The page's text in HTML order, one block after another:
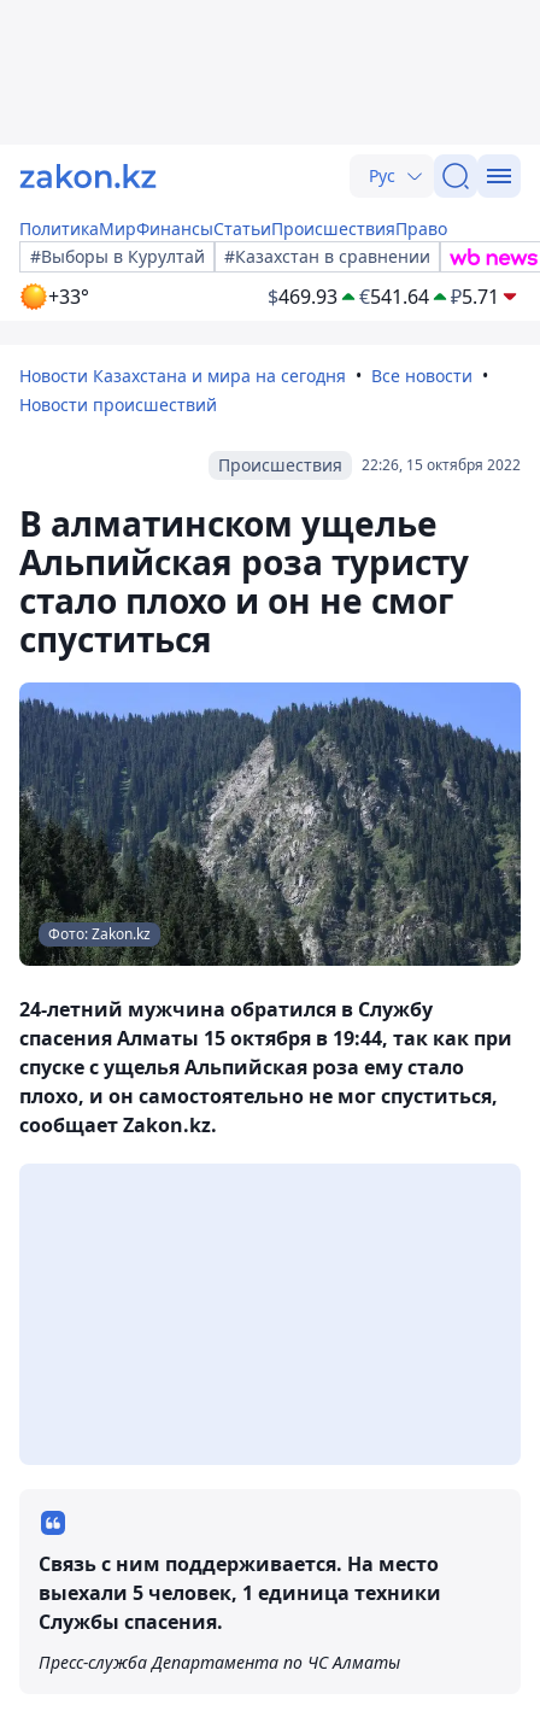
Рус
ПолитикаМирФинансыСтатьиПроисшествияПраво
#Выборы в Курултай
#Казахстан в сравнении
+33° $469.93 €541.64 ₽5.71
Новости Казахстана и мира на сегодня
Все новости
Новости происшествий
22:26, 15 октября 2022
Происшествия
В алматинском ущелье
Альпийская роза туристу
стало плохо и он не смог
спуститься
Фото: Zakon.kz
24-летний мужчина обратился в Службу
спасения Алматы 15 октября в 19:44, так как при
спуске с ущелья Альпийская роза ему стало
плохо, и он самостоятельно не мог спуститься,
сообщает Zakon.kz.
Связь с ним поддерживается. На место
выехали 5 человек, 1 единица техники
Службы спасения.
Пресс-служба Департамента по ЧС Алматы